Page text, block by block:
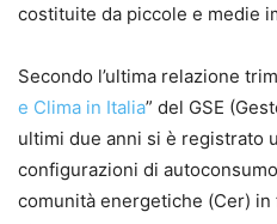
costituite da piccole e medie
Secondo l’ultima relazione
e Clima in Italia” del GSE
ultimi due anni si è registrato
configurazioni di
comunità energetiche (Cer) in